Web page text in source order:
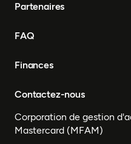
Partenaires
FAQ
Finances
Contactez-nous
Corporation de gestion
Mastercard (MFAM)